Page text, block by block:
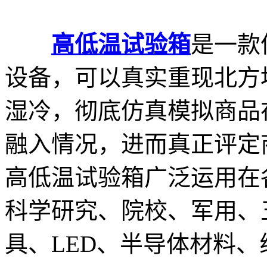
高低温试验箱是一
设备，可以真实重现北
湿冷，彻底仿真模拟商
融入情况，进而真正评
高低温试验箱广泛运用
科学研究、院校、军用
具、LED、半导体材料